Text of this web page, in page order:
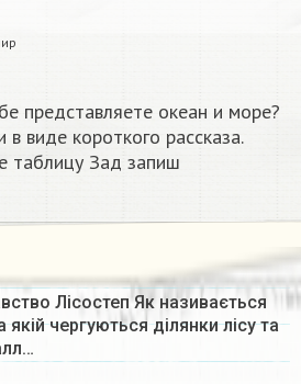
представляете океан и море?
виде короткого рассказа.
таблицу Зад запиш​
Лісостеп Як називається
якій чергуються ділянки лісу та